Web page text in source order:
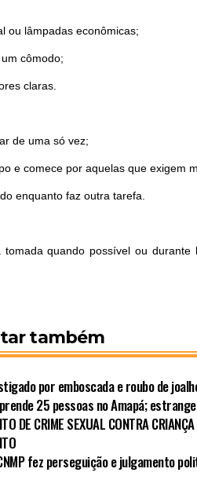
ou lâmpadas econômicas;
cômodo;
claras.
de uma só vez;
e comece por aquelas que exigem
enquanto faz outra tarefa.
quando possível ou
também
por emboscada e roubo de
25 pessoas no Amapá;
DE CRIME SEXUAL CONTRA
fez perseguição e julgamento